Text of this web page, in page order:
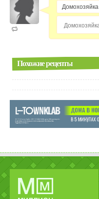
Похожие рецепты